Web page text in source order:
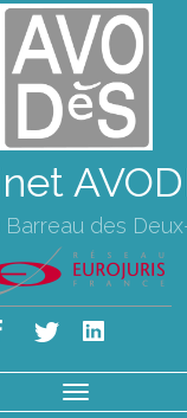
des